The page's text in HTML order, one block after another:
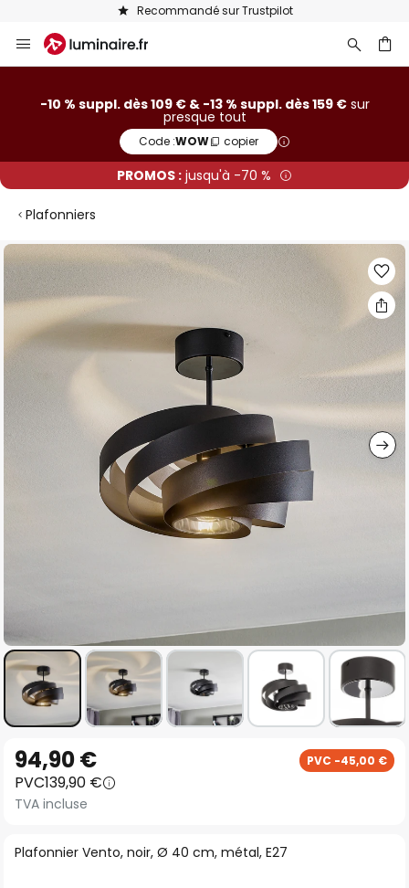
Recommandé sur Trustpilot
Allez
au
-10 % suppl. dès 109 € & -13 % suppl. dès 159 €sur
presque tout
Code :WOW copier
PROMOS : jusqu'à -70 %
Plafonniers
Skip
to
the
of
the
images
gallery
to
the
beginning
the
Plafonnier Vento, noir, Ø 40 cm, métal, E27
94,90 € PVC -45,00 €
PVC139,90 €
TVA incluse